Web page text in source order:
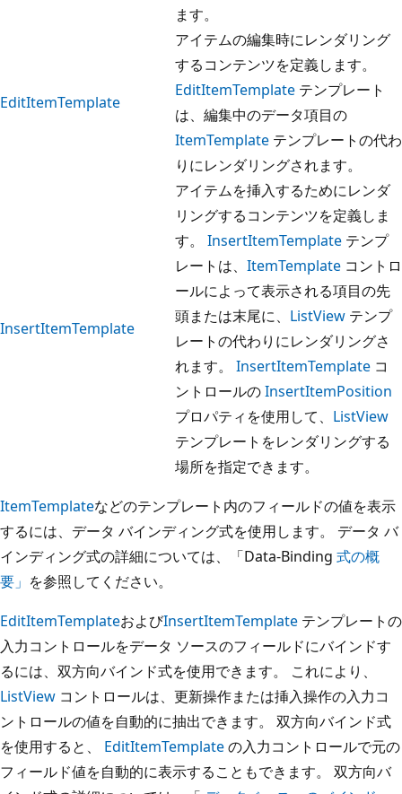
ます。
EditItemTemplate
アイテムの編集時にレンダリング
するコンテンツを定義します。
EditItemTemplate テンプレート
は、編集中のデータ項目の
ItemTemplate テンプレートの代わ
りにレンダリングされます。
InsertItemTemplate
アイテムを挿入するためにレンダ
リングするコンテンツを定義しま
す。 InsertItemTemplate テンプ
レートは、 ItemTemplate コントロ
ールによって表示される項目の先
頭または末尾に、 ListView テンプ
レートの代わりにレンダリングさ
れます。 InsertItemTemplate コ
ントロールのInsertItemPosition
プロパティを使用して、 ListView
テンプレートをレンダリングする
場所を指定できます。
ItemTemplateなどのテンプレート内のフィールドの値を表示
するには、データ バインディング式を使用します。 データ バ
インディング式の詳細については、「Data-Binding 式の概
要」 を参照してください。
EditItemTemplateおよびInsertItemTemplate テンプレートの
入力コントロールをデータ ソースのフィールドにバインドす
るには、双方向バインド式を使用できます。 これにより、
ListView コントロールは、更新操作または挿入操作の入力コ
ントロールの値を自動的に抽出できます。 双方向バインド式
を使用すると、 EditItemTemplateの入力コントロールで元の
フィールド値を自動的に表示することもできます。 双方向バ